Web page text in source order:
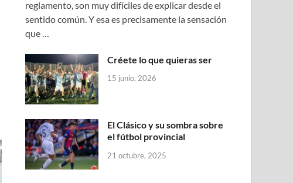
reglamento, son muy difíciles de explicar desde el
sentido común. Y esa es precisamente la sensación
que …
Créete lo que quieras ser
15 junio, 2026
El Clásico y su sombra sobre
el fútbol provincial
21 octubre, 2025